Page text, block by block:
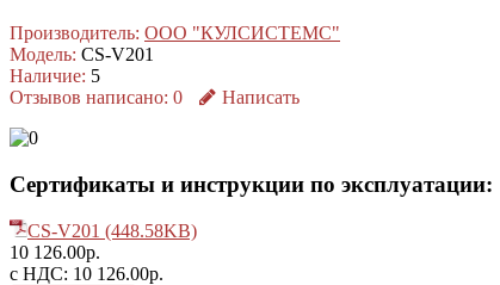
Производитель: ООО "КУЛСИСТЕМС"
Модель: CS-V201
Наличие: 5
Отзывов написано: 0 Написать
Сертификаты и инструкции по эксплуатации:
CS-V201 (448.58KB)
10 126.00р.
с НДС: 10 126.00р.